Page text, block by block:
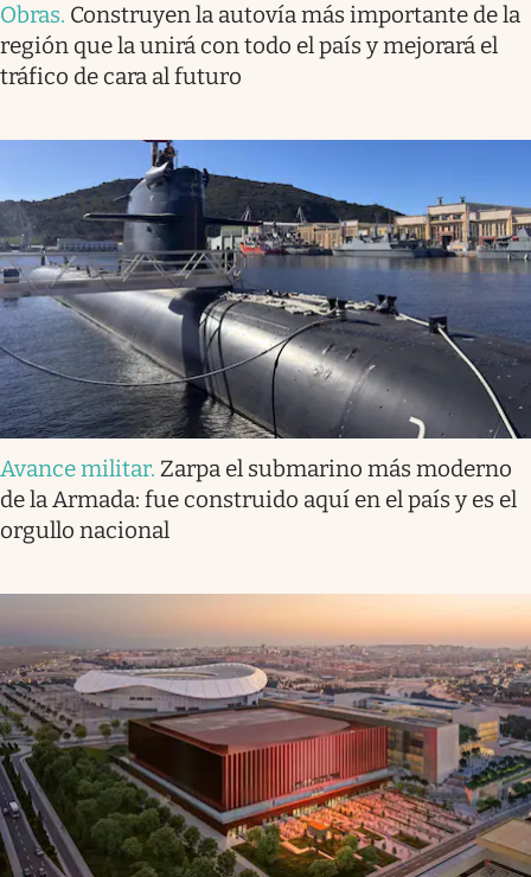
Obras. Construyen la autovía más importante de la
región que la unirá con todo el país y mejorará el
tráfico de cara al futuro
Avance militar. Zarpa el submarino más moderno
de la Armada: fue construido aquí en el país y es el
orgullo nacional